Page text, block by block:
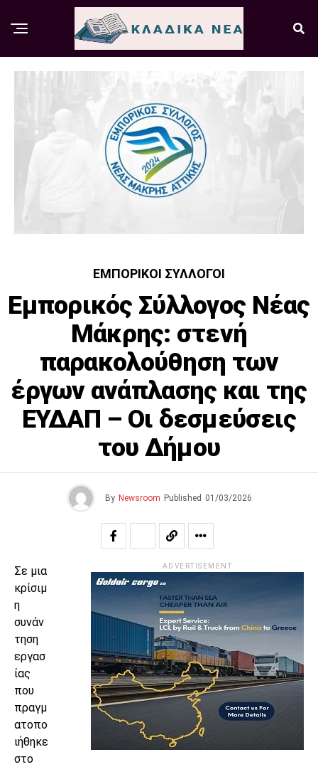
ΕΜΠΟΡΙΚΟΊ ΣΎΛΛΟΓΟΙ
Εμπορικός Σύλλογος Νέας
Μάκρης: στενή
παρακολούθηση των
έργων ανάπλασης και της
ΕΥΔΑΠ – Οι δεσμεύσεις
του Δήμου
By Newsroom Published 01/03/2026
Σε μια
κρίσιμ
η
συνάν
τηση
εργασ
ίας
που
πραγμ
ατοπο
ιήθηκε
στο
ADVERTISEMENT